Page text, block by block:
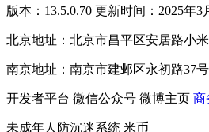
版本：13.5.0.70 更新时间：2025年3
北京地址：北京市昌平区安居路小
南京地址：南京市建邺区永初路37
开发者平台 微信公众号 微博主页 商
未成年人防沉迷系统 米币